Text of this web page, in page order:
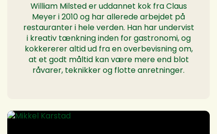
William Milsted er uddannet kok fra Claus
Meyer i 2010 og har allerede arbejdet på
restauranter i hele verden. Han har undervist
i kreativ tænkning inden for gastronomi, og
kokkererer altid ud fra en overbevisning om,
at et godt måltid kan være mere end blot
råvarer, teknikker og flotte anretninger.